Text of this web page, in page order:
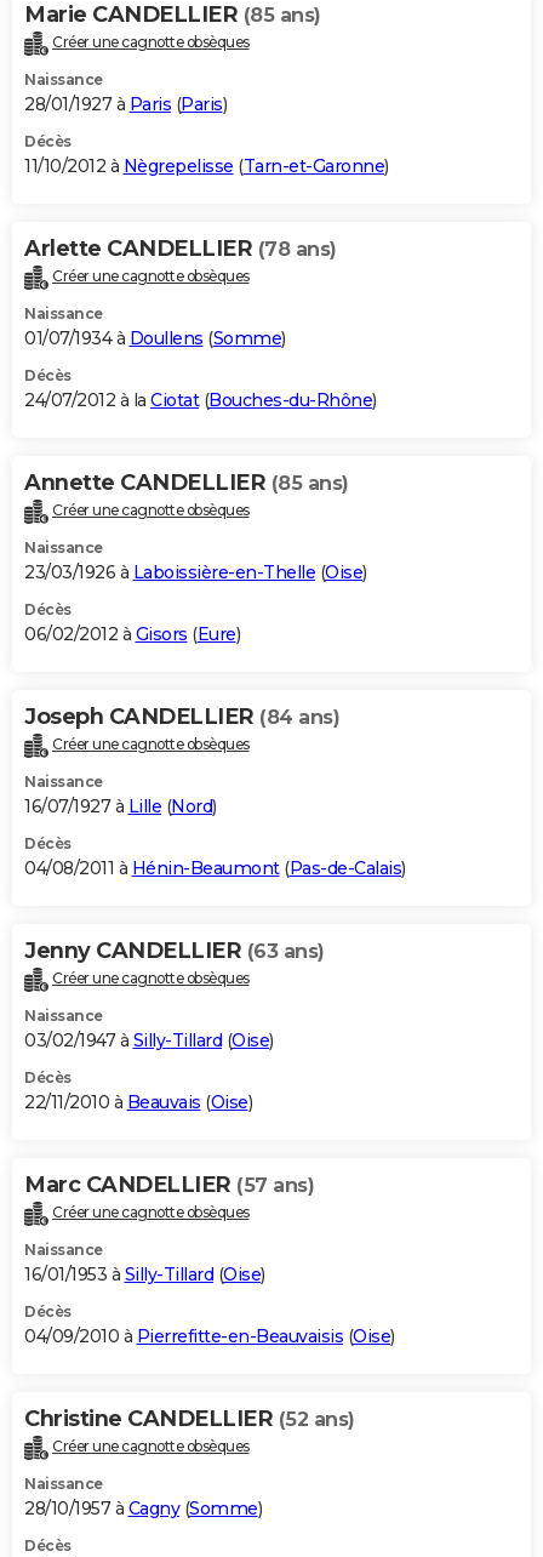
Marie CANDELLIER (85 ans)
Créer une cagnotte obsèques
Naissance
28/01/1927 à Paris (Paris)
Décès
11/10/2012 à Nègrepelisse (Tarn-et-Garonne)
Arlette CANDELLIER (78 ans)
Créer une cagnotte obsèques
Naissance
01/07/1934 à Doullens (Somme)
Décès
24/07/2012 à la Ciotat(Bouches-du-Rhône)
Annette CANDELLIER (85 ans)
Créer une cagnotte obsèques
Naissance
23/03/1926 à Laboissière-en-Thelle (Oise)
Décès
06/02/2012 à Gisors (Eure)
Joseph CANDELLIER (84 ans)
Créer une cagnotte obsèques
Naissance
16/07/1927 à Lille (Nord)
Décès
04/08/2011 à Hénin-Beaumont(Pas-de-Calais)
Jenny CANDELLIER (63 ans)
Créer une cagnotte obsèques
Naissance
03/02/1947 à Silly-Tillard (Oise)
Décès
22/11/2010 à Beauvais (Oise)
Marc CANDELLIER (57 ans)
Créer une cagnotte obsèques
Naissance
16/01/1953 à Silly-Tillard (Oise)
Décès
04/09/2010 à Pierrefitte-en-Beauvaisis (Oise)
Christine CANDELLIER (52 ans)
Créer une cagnotte obsèques
Naissance
28/10/1957 à Cagny(Somme)
Décès